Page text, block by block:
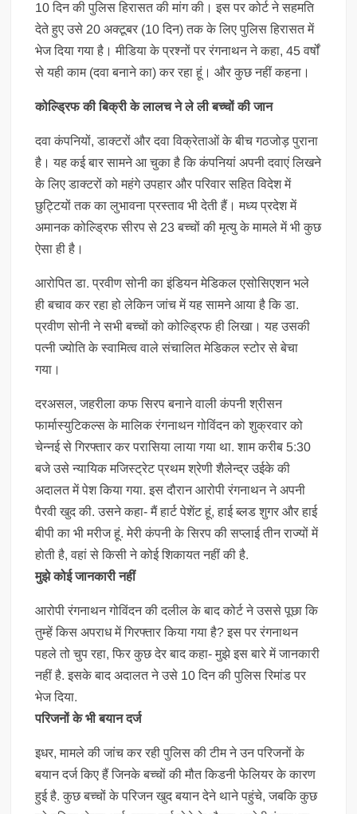
10 दिन की पुलिस हिरासत की मांग की। इस पर कोर्ट ने सहमति
देते हुए उसे 20 अक्टूबर (10 दिन) तक के लिए पुलिस हिरासत में
भेज दिया गया है। मीडिया के प्रश्नों पर रंगनाथन ने कहा, 45 वर्षों
से यही काम (दवा बनाने का) कर रहा हूं। और कुछ नहीं कहना।
कोल्ड्रिफ की बिक्री के लालच ने ले ली बच्चों की जान
दवा कंपनियों, डाक्टरों और दवा विक्रेताओं के बीच गठजोड़ पुराना
है। यह कई बार सामने आ चुका है कि कंपनियां अपनी दवाएं लिखने
के लिए डाक्टरों को महंगे उपहार और परिवार सहित विदेश में
छुट्टियों तक का लुभावना प्रस्ताव भी देती हैं। मध्य प्रदेश में
अमानक कोल्ड्रिफ सीरप से 23 बच्चों की मृत्यु के मामले में भी कुछ
ऐसा ही है।
आरोपित डा. प्रवीण सोनी का इंडियन मेडिकल एसोसिएशन भले
ही बचाव कर रहा हो लेकिन जांच में यह सामने आया है कि डा.
प्रवीण सोनी ने सभी बच्चों को कोल्ड्रिफ ही लिखा। यह उसकी
पत्नी ज्योति के स्वामित्व वाले संचालित मेडिकल स्टोर से बेचा
गया।
दरअसल, जहरीला कफ सिरप बनाने वाली कंपनी श्रीसन
फार्मास्युटिकल्स के मालिक रंगनाथन गोविंदन को शुक्रवार को
चेन्नई से गिरफ्तार कर परासिया लाया गया था. शाम करीब 5:30
बजे उसे न्यायिक मजिस्ट्रेट प्रथम श्रेणी शैलेन्द्र उईके की
अदालत में पेश किया गया. इस दौरान आरोपी रंगनाथन ने अपनी
पैरवी खुद की. उसने कहा- मैं हार्ट पेशेंट हूं, हाई ब्लड शुगर और हाई
बीपी का भी मरीज हूं. मेरी कंपनी के सिरप की सप्लाई तीन राज्यों में
होती है, वहां से किसी ने कोई शिकायत नहीं की है.
मुझे कोई जानकारी नहीं
आरोपी रंगनाथन गोविंदन की दलील के बाद कोर्ट ने उससे पूछा कि
तुम्हें किस अपराध में गिरफ्तार किया गया है? इस पर रंगनाथन
पहले तो चुप रहा, फिर कुछ देर बाद कहा- मुझे इस बारे में जानकारी
नहीं है. इसके बाद अदालत ने उसे 10 दिन की पुलिस रिमांड पर
भेज दिया.
परिजनों के भी बयान दर्ज
इधर, मामले की जांच कर रही पुलिस की टीम ने उन परिजनों के
बयान दर्ज किए हैं जिनके बच्चों की मौत किडनी फेलियर के कारण
हुई है. कुछ बच्चों के परिजन खुद बयान देने थाने पहुंचे, जबकि कुछ